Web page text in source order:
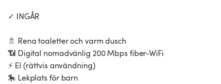
✓ INGÅR
🚿 Rena toaletter och varm dusch
📶 Digital nomadvänlig 200 Mbps fiber-WiFi
⚡ El (rättvis användning)
🎠 Lekplats för barn